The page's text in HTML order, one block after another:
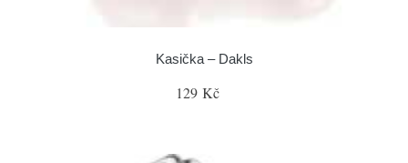
Kasička – Dakls
129 Kč